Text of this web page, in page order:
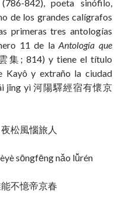
842), poeta sinófilo,
de los grandes calígrafos
primeras tres antologías
11 de laAntología que
集; 814) y tiene el título
Kayô y extraño la ciudad
jīng yì 河陽驛經宿有懷京
松風惱旅人
sōngfēng nǎo lǚrén
不憶帝京春